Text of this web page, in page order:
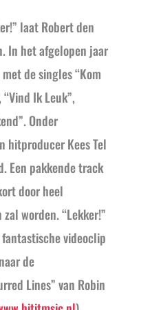
laat Robert den
In het afgelopen jaar
de singles “Kom
Ik Leuk”,
Onder
hitproducer Kees Tel
Een pakkende track
door heel
worden. “Lekker!”
videoclip
de
Lines” van Robin